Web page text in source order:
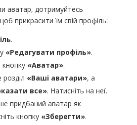
аватар, дотримуйтесь
прикрасити їм свій профіль:
.
«Редагувати профіль».
«Аватар».
«Ваші аватари», а
все». Натисніть на неї.
придбаний аватар як
кнопку «Зберегти».